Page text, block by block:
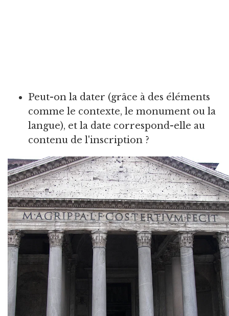
Peut-on la dater (grâce à des éléments
comme le contexte, le monument ou la
langue), et la date correspond-elle au
contenu de l'inscription ?